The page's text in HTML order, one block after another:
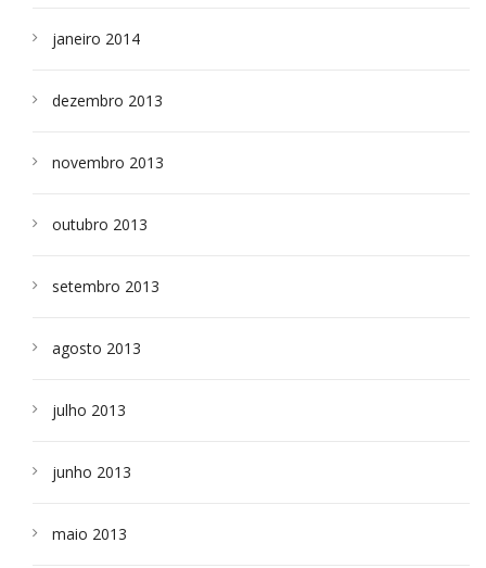
janeiro 2014
dezembro 2013
novembro 2013
outubro 2013
setembro 2013
agosto 2013
julho 2013
junho 2013
maio 2013